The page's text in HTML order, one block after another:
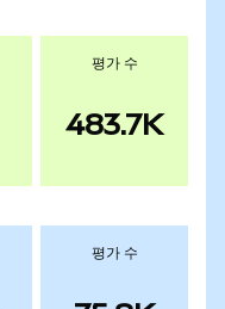
평가 수
483.7K
평가 수